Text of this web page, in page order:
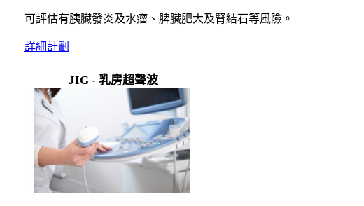
可評估有胰臟發炎及水瘤、脾臟肥大及腎結石等風險。
詳細計劃
JIG - 乳房超聲波